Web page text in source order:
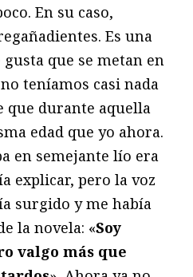
En su caso,
Es una
que se metan en
teníamos casi nada
que durante aquella
edad que yo ahora.
en semejante lío era
explicar, pero la voz
surgido y me había
la novela: «Soy
valgo más que